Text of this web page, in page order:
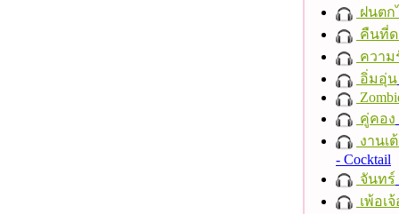
ฝนตก
คืนที่ด
ความ
อิ่มอุ่น
คู่คอง
งานเ
- Cocktail
จันทร์
เพ้อเ